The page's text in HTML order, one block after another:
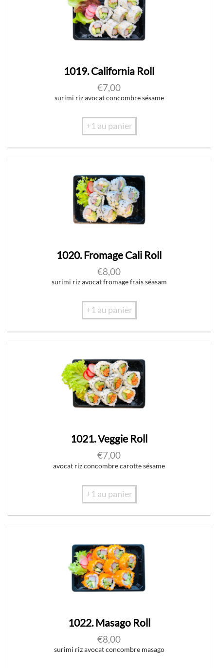
1019. California Roll
€7,00
surimi riz avocat concombre sésame
+1 au panier
1020. Fromage Cali Roll
€8,00
surimi riz avocat fromage frais séasam
+1 au panier
1021. Veggie Roll
€7,00
avocat riz concombre carotte sésame
+1 au panier
1022. Masago Roll
€8,00
surimi riz avocat concombre masago